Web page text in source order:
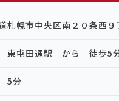
札幌市中央区南２０条西９
東屯田通駅 から 徒歩5
5分